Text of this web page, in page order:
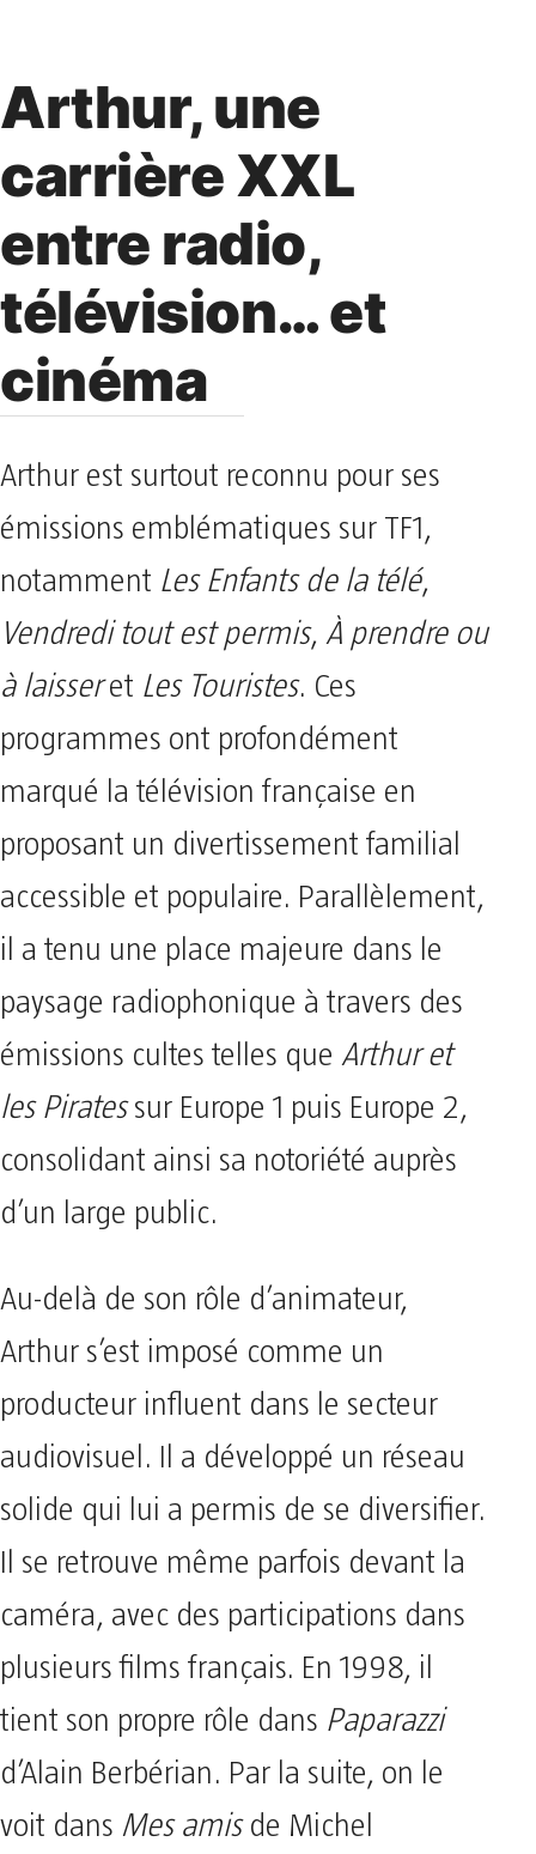
Arthur, une
carrière XXL
entre radio,
télévision… et
cinéma
Arthur est surtout reconnu pour ses
émissions emblématiques sur TF1,
notamment Les Enfants de la télé,
Vendredi tout est permis, À prendre ou
à laisseret Les Touristes. Ces
programmes ont profondément
marqué la télévision française en
proposant un divertissement familial
accessible et populaire. Parallèlement,
il a tenu une place majeure dans le
paysage radiophonique à travers des
émissions cultes telles que Arthur et
les Piratessur Europe 1 puis Europe 2,
consolidant ainsi sa notoriété auprès
d’un large public.
Au-delà de son rôle d’animateur,
Arthur s’est imposé comme un
producteur influent dans le secteur
audiovisuel. Il a développé un réseau
solide qui lui a permis de se diversifier.
Il se retrouve même parfois devant la
caméra, avec des participations dans
plusieurs films français. En 1998, il
tient son propre rôle dans Paparazzi
d’Alain Berbérian. Par la suite, on le
voit dans Mes amisde Michel